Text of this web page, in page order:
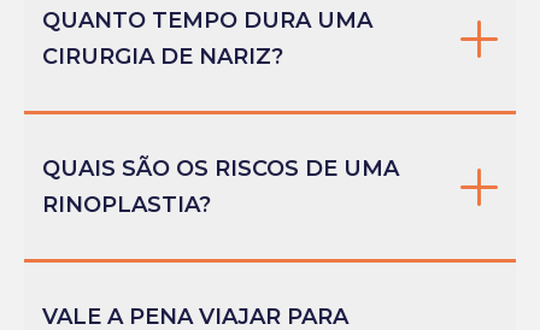
QUANTO TEMPO DURA UMA
CIRURGIA DE NARIZ?
QUAIS SÃO OS RISCOS DE UMA
RINOPLASTIA?
VALE A PENA VIAJAR PARA